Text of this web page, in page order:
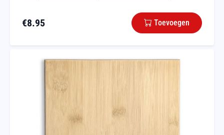
€8.95 Toevoegen